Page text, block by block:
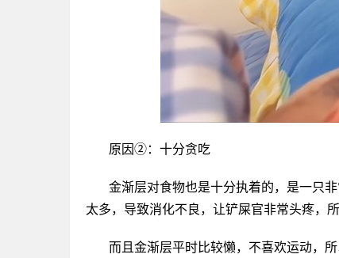
原因②：十分贪吃
金渐层对食物也是十分执着的，是一只
太多，导致消化不良，让铲屎官非常头疼，
而且金渐层平时比较懒，不喜欢运动，